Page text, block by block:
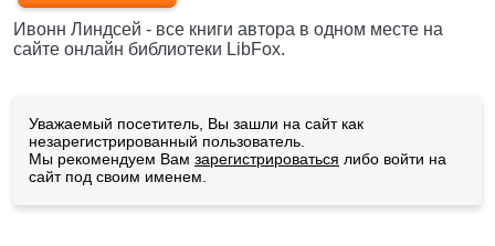
Ивонн Линдсей - все книги автора в одном месте на
сайте онлайн библиотеки LibFox.
Уважаемый посетитель, Вы зашли на сайт как
незарегистрированный пользователь.
Мы рекомендуем Вам зарегистрироваться либо войти на
сайт под своим именем.